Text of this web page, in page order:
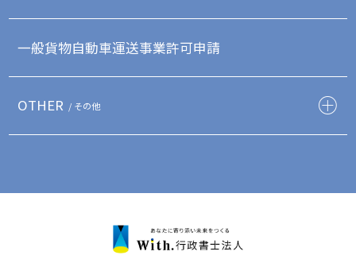
一般貨物自動車運送事業許可申請
OTHER / その他